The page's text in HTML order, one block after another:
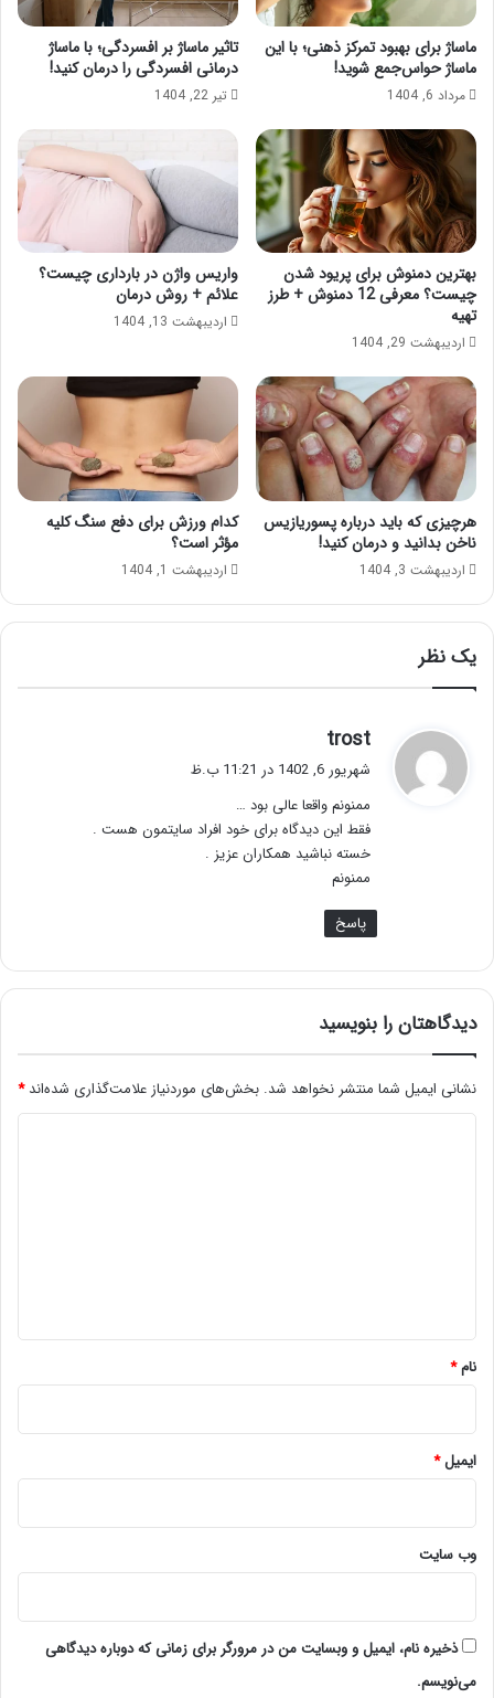
ماساژ برای بهبود تمرکز ذهنی؛ با این
ماساژ حواس‌جمع شوید!
مرداد 6, 1404
تاثیر ماساژ بر افسردگی؛ با ماساژ
درمانی افسردگی را درمان کنید!
تیر 22, 1404
بهترین دمنوش برای پریود شدن
چیست؟ معرفی 12 دمنوش + طرز
تهیه
اردیبهشت 29, 1404
واریس واژن در بارداری چیست؟
علائم + روش درمان
اردیبهشت 13, 1404
هرچیزی که باید درباره پسوریازیس
ناخن بدانید و درمان کنید!
اردیبهشت 3, 1404
کدام ورزش برای دفع سنگ کلیه
مؤثر است؟
اردیبهشت 1, 1404
یک نظر
trost
ف
:
شهریور 6, 1402 در 11:21 ب.ظ
ممنونم واقعا عالی بود …
فقط این دیدگاه برای خود افراد سایتمون هست .
خسته نباشید همکاران عزیز .
ممنونم
پاسخ
دیدگاهتان را بنویسید
نشانی ایمیل شما منتشر نخواهد شد. بخش‌های موردنیاز علامت‌گذاری شده‌اند*
نام*
ایمیل*
وب‌ سایت
ذخیره نام، ایمیل و وبسایت من در مرورگر برای زمانی که دوباره دیدگاهی
می‌نویسم.